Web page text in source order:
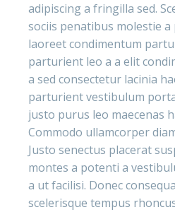
adipiscing a fringilla sed.
sociis penatibus molestie
laoreet condimentum
parturient leo a a elit
a sed consectetur lacinia
parturient vestibulum
justo purus leo maecenas
Commodo ullamcorper
Justo senectus placerat
montes a potenti a
a ut facilisi. Donec
scelerisque tempus